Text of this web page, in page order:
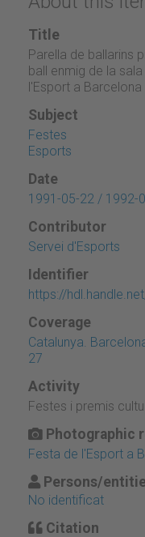
Title
Parella de ballarins
ball enmig de la
l'Esport a Barcelona
Subject
Festes
Esports
Date
1991-05-22 / 1992-
Contributor
Servei d'Esports
Identifier
https://
Coverage
Catalunya.
27
Activity
Festes i premis
Photographic
Festa de l'Esport a
Persons/
No identificat
Citation